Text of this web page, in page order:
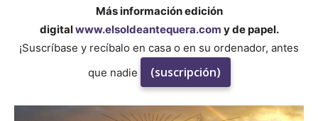
Más información edición
digitalwww.elsoldeantequera.com y de papel.
¡Suscríbase y recíbalo en casa o en su ordenador, antes
que nadie
(suscripción)